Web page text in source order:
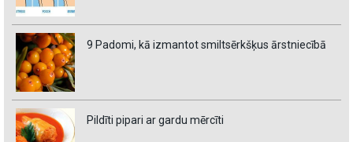
9 Padomi, kā izmantot smiltsērkšķus ārstniecībā
Pildīti pipari ar gardu mērcīti